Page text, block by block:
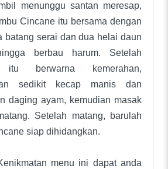
menunggu santan meresap,
Cincane itu bersama dengan
batang serai dan dua helai daun
berbau harum. Setelah
itu berwarna kemerahan,
sedikit kecap manis dan
daging ayam, kemudian masak
Setelah matang, barulah
siap dihidangkan.
menu ini dapat anda